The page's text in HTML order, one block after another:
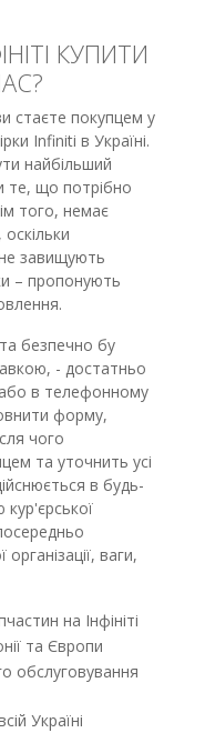
КУПИТИ
стаєте покупцем у
Infiniti в Україні.
найбільший
те, що потрібно
того, немає
завищують
– пропонують
безпечно бу
- достатньо
в телефонному
форму,
чого
та уточнить усі
в будь-
ваги,
на Інфініті
та Європи
обслуговування
Україні